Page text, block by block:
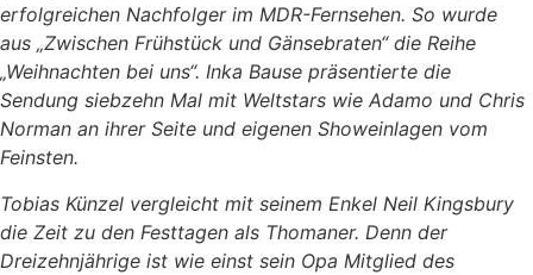
erfolgreichen Nachfolger im MDR-Fernsehen. So wurde
aus „Zwischen Frühstück und Gänsebraten“ die Reihe
„Weihnachten bei uns“. Inka Bause präsentierte die
Sendung siebzehn Mal mit Weltstars wie Adamo und Chris
Norman an ihrer Seite und eigenen Showeinlagen vom
Feinsten.
Tobias Künzel vergleicht mit seinem Enkel Neil Kingsbury
die Zeit zu den Festtagen als Thomaner. Denn der
Dreizehnjährige ist wie einst sein Opa Mitglied des